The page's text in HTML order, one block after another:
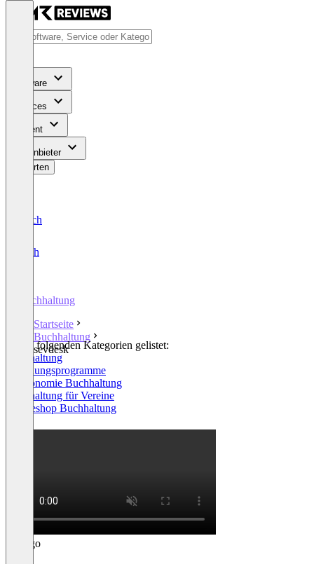
Software
Services
Content
Für Anbieter
Bewerten
Deutsch
English
Buchhaltung
Startseite
Buchhaltung
sevdesk
In den folgenden Kategorien gelistet:
Buchhaltung
Rechnungsprogramme
Gastronomie Buchhaltung
Buchhaltung für Vereine
Onlineshop Buchhaltung